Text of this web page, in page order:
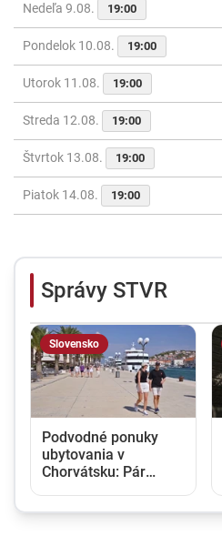
Nedeľa 9.08. 19:00
Pondelok 10.08. 19:00
Utorok 11.08. 19:00
Streda 12.08. 19:00
Štvrtok 13.08. 19:00
Piatok 14.08. 19:00
Správy STVR
Slovensko
Podvodné ponuky
ubytovania v
Chorvátsku: Pár